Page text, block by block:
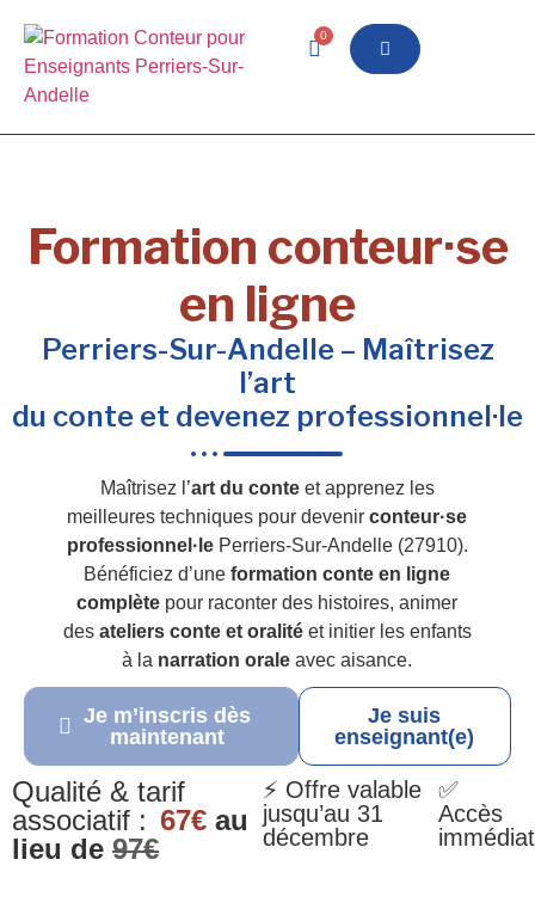
0
Formation conteur·se
en ligne
Perriers-Sur-Andelle – Maîtrisez
l’art
du conte et devenez professionnel·le
Maîtrisez l’art du conteet apprenez les
meilleures techniques pour devenirconteur·se
professionnel·lePerriers-Sur-Andelle (27910).
Bénéficiez d’uneformation conte en ligne
complète pour raconter des histoires, animer
des ateliers conte et oralitéet initier les enfants
à la narration orale avec aisance.
Je m’inscris dès
maintenant
Je suis
enseignant(e)
Qualité & tarif
associatif : 67€ au
lieu de 97€
⚡ Offre valable
jusqu’au 31
décembre
✅
Accès
immédiat